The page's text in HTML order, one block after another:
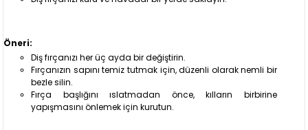
Öneri:
Diş fırçanızı her üç ayda bir değiştirin.
Fırçanızın sapını temiz tutmak için, düzenli olarak nemli bir
bezle silin.
Fırça başlığını ıslatmadan önce, kılların birbirine
yapışmasını önlemek için kurutun.